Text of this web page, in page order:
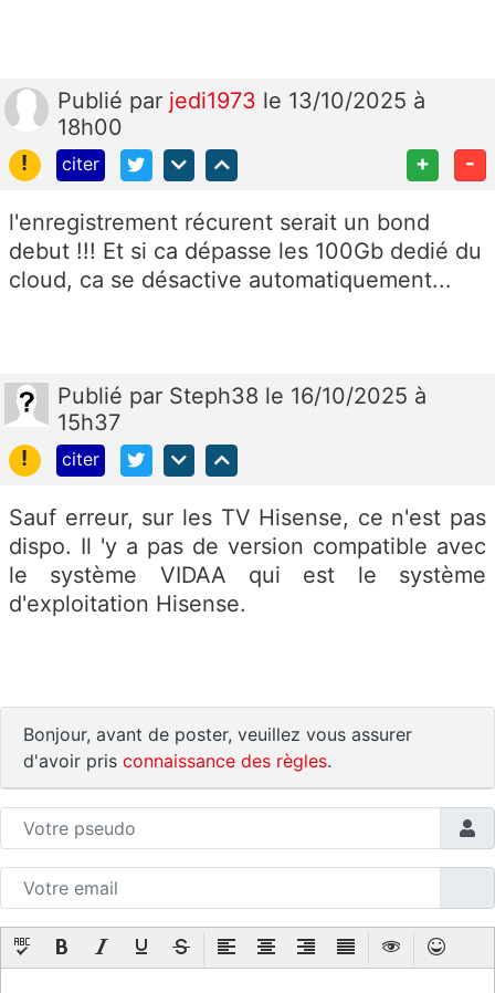
Publié par jedi1973 le 13/10/2025 à
18h00
!
citer + -
l'enregistrement récurent serait un bond
debut !!! Et si ca dépasse les 100Gb dedié du
cloud, ca se désactive automatiquement...
Publié par Steph38 le 16/10/2025 à
15h37
!
citer
Sauf erreur, sur les TV Hisense, ce n'est pas
dispo. Il 'y a pas de version compatible avec
le système VIDAA qui est le système
d'exploitation Hisense.
Bonjour, avant de poster, veuillez vous assurer
d'avoir pris connaissance des règles.